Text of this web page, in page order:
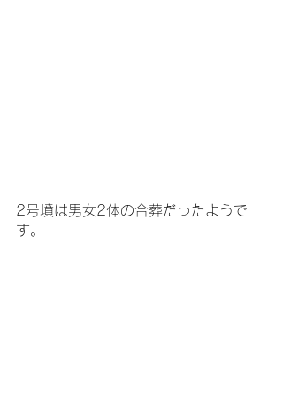
2号墳は男女2体の合葬だったようで
す。